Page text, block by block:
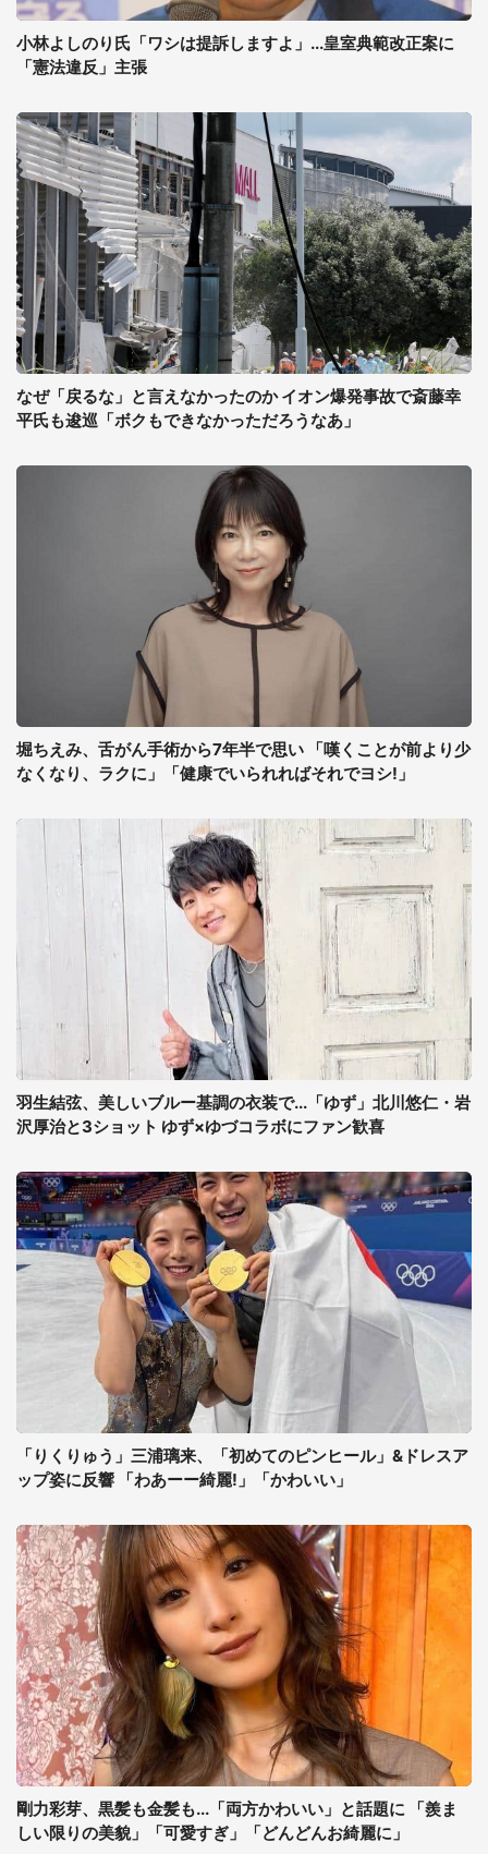
小林よしのり氏「ワシは提訴しますよ」...皇室典範改正案に
「憲法違反」主張
なぜ「戻るな」と言えなかったのか イオン爆発事故で斎藤幸
平氏も逡巡「ボクもできなかっただろうなあ」
堀ちえみ、舌がん手術から7年半で思い 「嘆くことが前より少
なくなり、ラクに」「健康でいられればそれでヨシ!」
羽生結弦、美しいブルー基調の衣装で...「ゆず」北川悠仁・岩
沢厚治と3ショット ゆず×ゆづコラボにファン歓喜
「りくりゅう」三浦璃来、「初めてのピンヒール」&ドレスア
ップ姿に反響 「わあーー綺麗!」「かわいい」
剛力彩芽、黒髪も金髪も...「両方かわいい」と話題に 「羨ま
しい限りの美貌」「可愛すぎ」「どんどんお綺麗に」